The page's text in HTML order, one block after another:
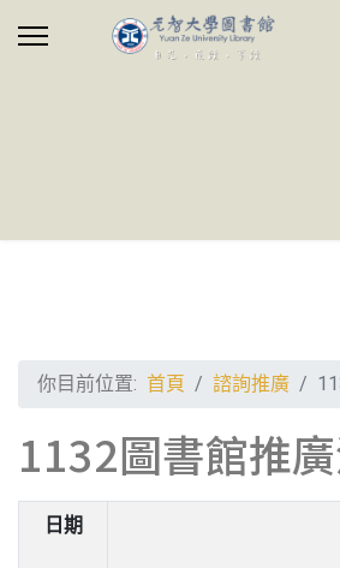
你目前位置: 首頁 諮詢推廣
1132圖書館推
日期